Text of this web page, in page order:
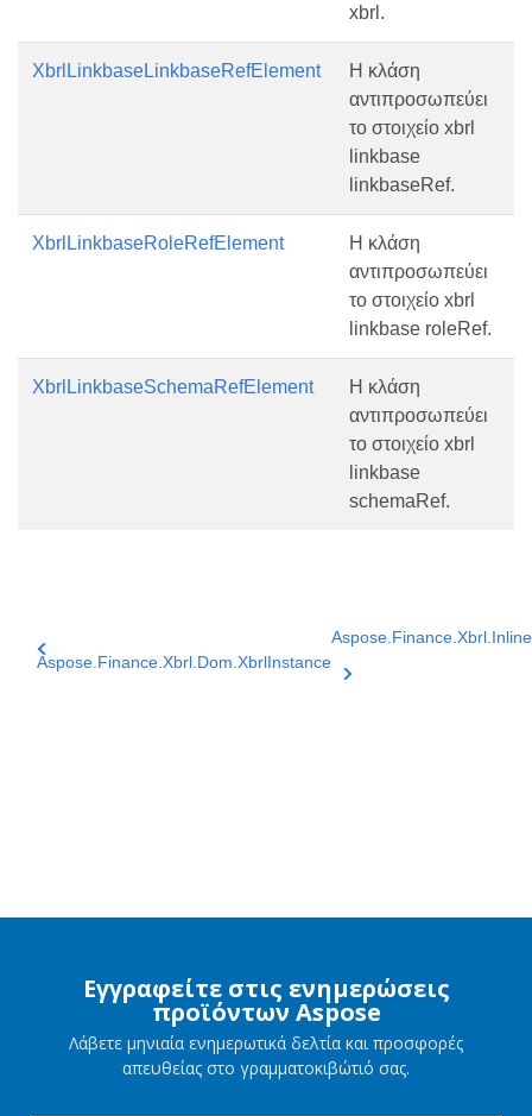
xbrl.
XbrlLinkbaseLinkbaseRefElement
Η κλάση
αντιπροσωπεύει
το στοιχείο xbrl
linkbase
linkbaseRef.
XbrlLinkbaseRoleRefElement
Η κλάση
αντιπροσωπεύει
το στοιχείο xbrl
linkbase roleRef.
XbrlLinkbaseSchemaRefElement
Η κλάση
αντιπροσωπεύει
το στοιχείο xbrl
linkbase
schemaRef.
Aspose.Finance.Xbrl.Dom.XbrlInstance
Aspose.Finance.Xbrl.Inline
Εγγραφείτε στις ενημερώσεις
προϊόντων Aspose
Λάβετε μηνιαία ενημερωτικά δελτία και προσφορές
απευθείας στο γραμματοκιβώτιό σας.